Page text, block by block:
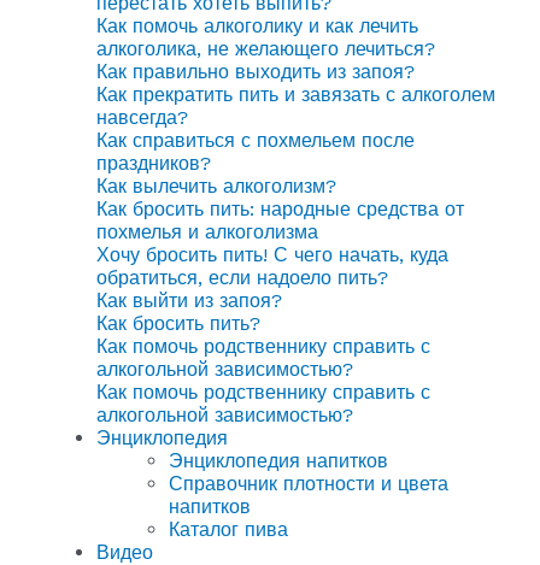
Как помочь алкоголику и как лечить
алкоголика, не желающего лечиться?
Как правильно выходить из запоя?
Как прекратить пить и завязать с алкоголем
навсегда?
Как справиться с похмельем после
праздников?
Как вылечить алкоголизм?
Как бросить пить: народные средства от
похмелья и алкоголизма
Хочу бросить пить! С чего начать, куда
обратиться, если надоело пить?
Как выйти из запоя?
Как бросить пить?
Как помочь родственнику справить с
алкогольной зависимостью?
Как помочь родственнику справить с
алкогольной зависимостью?
Энциклопедия
Энциклопедия напитков
Справочник плотности и цвета
напитков
Каталог пива
Видео